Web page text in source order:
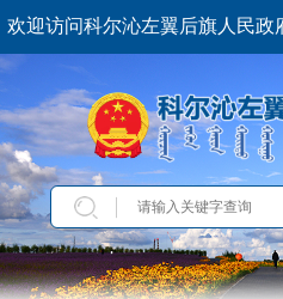
欢迎访问科尔沁左翼后旗人民政